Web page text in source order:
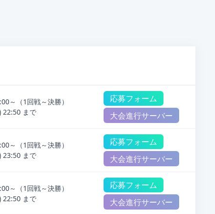
～（1回戦～決勝）
22:50 まで
応募フォーム
大会進行サーバー
～（1回戦～決勝）
23:50 まで
応募フォーム
大会進行サーバー
～（1回戦～決勝）
22:50 まで
応募フォーム
大会進行サーバー